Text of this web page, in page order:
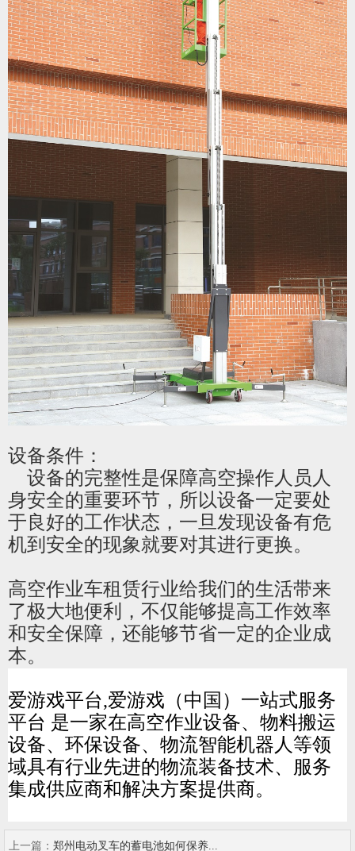
设备条件：
设备的完整性是保障高空操作人员人
身安全的重要环节，所以设备一定要处
于良好的工作状态，一旦发现设备有危
机到安全的现象就要对其进行更换。
高空作业车租赁行业给我们的生活带来
了极大地便利，不仅能够提高工作效率
和安全保障，还能够节省一定的企业成
本。
爱游戏平台,爱游戏（中国）一站式服务
平台 是一家在高空作业设备、物料搬运
设备、环保设备、物流智能机器人等领
域具有行业先进的物流装备技术、服务
集成供应商和解决方案提供商。
上一篇： 郑州电动叉车的蓄电池如何保养...